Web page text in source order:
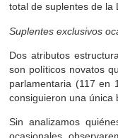
total de suplentes de la
Suplentes exclusivos
Dos atributos
son políticos novatos
parlamentaria (117 en
consiguieron una única
Sin analizamos